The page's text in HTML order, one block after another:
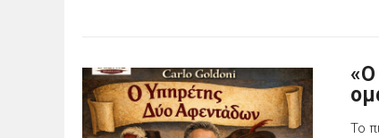
«Ο
Το